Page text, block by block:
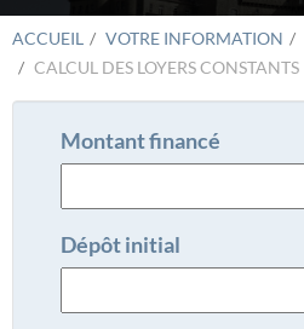
ACCUEIL VOTRE INFORMATION
CALCUL DES LOYERS CONSTANTS
Montant financé
Dépôt initial